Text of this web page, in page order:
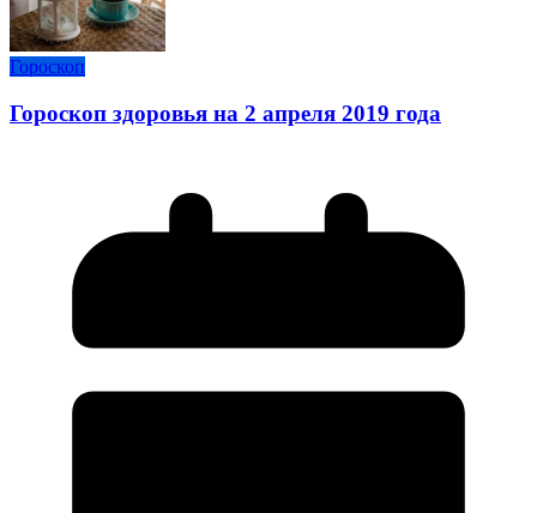
Гороскоп
Гороскоп здоровья на 2 апреля 2019 года